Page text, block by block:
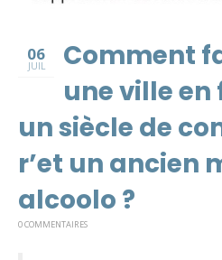
06
JUIL
Comment
une ville
un siècle de
r’et un ancien
alcoolo ?
0 COMMENTAIRES